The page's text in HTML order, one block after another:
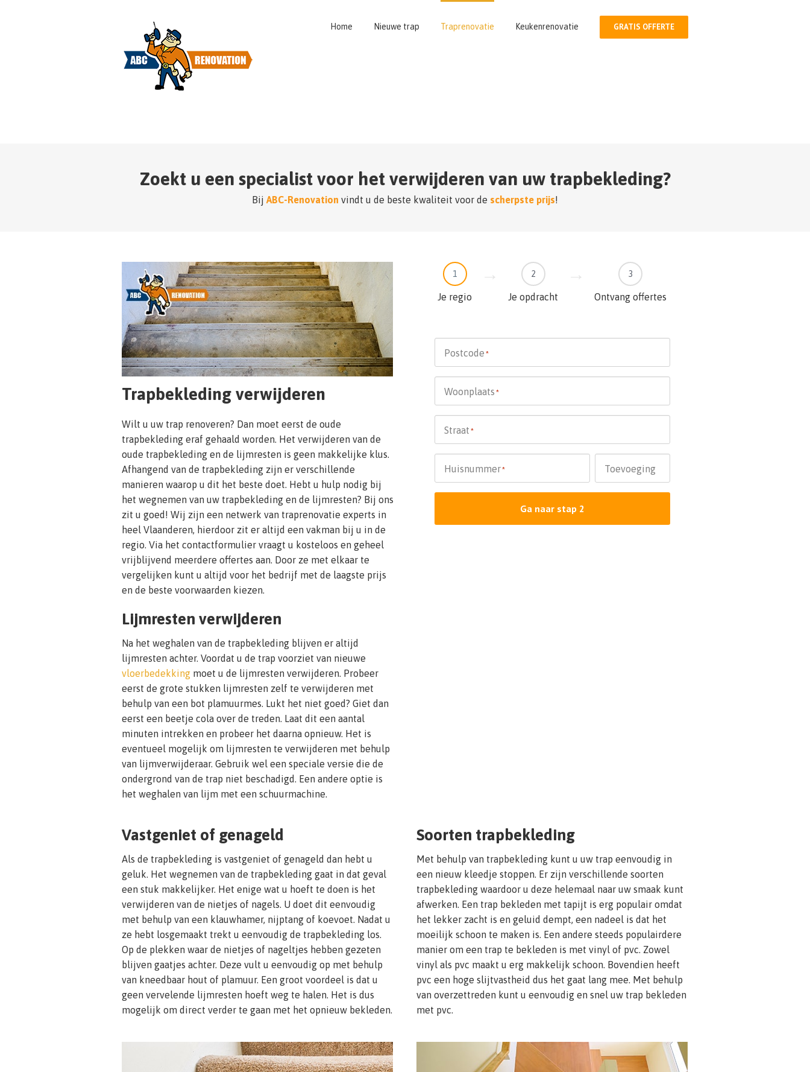
Home Nieuwe trap Traprenovatie Keukenrenovatie GRATIS OFFERTE
Zoekt u een specialist voor het verwijderen van uw trapbekleding?
Bij ABC-Renovation vindt u de beste kwaliteit voor de scherpste prijs!
Trapbekleding verwijderen
Wilt u uw trap renoveren? Dan moet eerst de oude
trapbekleding eraf gehaald worden. Het verwijderen van de
oude trapbekleding en de lijmresten is geen makkelijke klus.
Afhangend van de trapbekleding zijn er verschillende
manieren waarop u dit het beste doet. Hebt u hulp nodig bij
het wegnemen van uw trapbekleding en de lijmresten? Bij ons
zit u goed! Wij zijn een netwerk van traprenovatie experts in
heel Vlaanderen, hierdoor zit er altijd een vakman bij u in de
regio. Via het contactformulier vraagt u kosteloos en geheel
vrijblijvend meerdere offertes aan. Door ze met elkaar te
vergelijken kunt u altijd voor het bedrijf met de laagste prijs
en de beste voorwaarden kiezen.
Lijmresten verwijderen
Na het weghalen van de trapbekleding blijven er altijd
lijmresten achter. Voordat u de trap voorziet van nieuwe
vloerbedekking moet u de lijmresten verwijderen. Probeer
eerst de grote stukken lijmresten zelf te verwijderen met
behulp van een bot plamuurmes. Lukt het niet goed? Giet dan
eerst een beetje cola over de treden. Laat dit een aantal
minuten intrekken en probeer het daarna opnieuw. Het is
eventueel mogelijk om lijmresten te verwijderen met behulp
van lijmverwijderaar. Gebruik wel een speciale versie die de
ondergrond van de trap niet beschadigd. Een andere optie is
het weghalen van lijm met een schuurmachine.
1
Je regio
2
Je opdracht
3
Ontvang offertes
Postcode *
Woonplaats *
Straat *
Huisnummer* Toevoeging
Ga naar stap 2
Vastgeniet of genageld
Als de trapbekleding is vastgeniet of genageld dan hebt u
geluk. Het wegnemen van de trapbekleding gaat in dat geval
een stuk makkelijker. Het enige wat u hoeft te doen is het
verwijderen van de nietjes of nagels. U doet dit eenvoudig
met behulp van een klauwhamer, nijptang of koevoet. Nadat u
ze hebt losgemaakt trekt u eenvoudig de trapbekleding los.
Op de plekken waar de nietjes of nageltjes hebben gezeten
blijven gaatjes achter. Deze vult u eenvoudig op met behulp
van kneedbaar hout of plamuur. Een groot voordeel is dat u
geen vervelende lijmresten hoeft weg te halen. Het is dus
mogelijk om direct verder te gaan met het opnieuw bekleden.
Soorten trapbekleding
Met behulp van trapbekleding kunt u uw trap eenvoudig in
een nieuw kleedje stoppen. Er zijn verschillende soorten
trapbekleding waardoor u deze helemaal naar uw smaak kunt
afwerken. Een trap bekleden met tapijt is erg populair omdat
het lekker zacht is en geluid dempt, een nadeel is dat het
moeilijk schoon te maken is. Een andere steeds populairdere
manier om een trap te bekleden is met vinyl of pvc. Zowel
vinyl als pvc maakt u erg makkelijk schoon. Bovendien heeft
pvc een hoge slijtvastheid dus het gaat lang mee. Met behulp
van overzettreden kunt u eenvoudig en snel uw trap bekleden
met pvc.